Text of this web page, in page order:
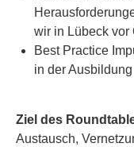
wir in Lübeck vor
Best Practice
in der Ausbildung
Ziel des
Austausch,